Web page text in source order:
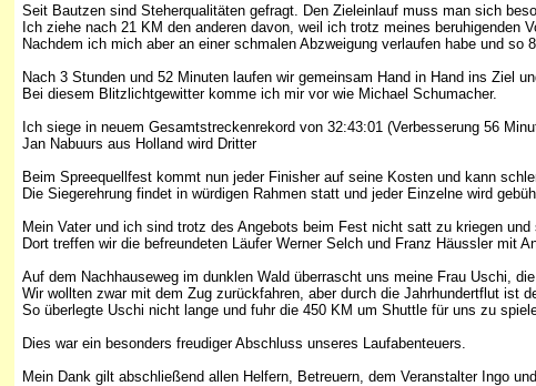
Seit Bautzen sind Steherqualitäten gefragt. Den Zieleinlauf muss man sich
Ich ziehe nach 21 KM den anderen davon, weil ich trotz meines beruhigenden
Nachdem ich mich aber an einer schmalen Abzweigung verlaufen habe und
Nach 3 Stunden und 52 Minuten laufen wir gemeinsam Hand in Hand ins Ziel
Bei diesem Blitzlichtgewitter komme ich mir vor wie Michael Schumacher.
Ich siege in neuem Gesamtstreckenrekord von 32:43:01 (Verbesserung 56
Jan Nabuurs aus Holland wird Dritter
Beim Spreequellfest kommt nun jeder Finisher auf seine Kosten und kann
Die Siegerehrung findet in würdigen Rahmen statt und jeder Einzelne wird
Mein Vater und ich sind trotz des Angebots beim Fest nicht satt zu kriegen
Dort treffen wir die befreundeten Läufer Werner Selch und Franz Häussler mit
Auf dem Nachhauseweg im dunklen Wald überrascht uns meine Frau Uschi,
Wir wollten zwar mit dem Zug zurückfahren, aber durch die Jahrhundertflut ist
So überlegte Uschi nicht lange und fuhr die 450 KM um Shuttle für uns zu
Dies war ein besonders freudiger Abschluss unseres Laufabenteuers.
Mein Dank gilt abschließend allen Helfern, Betreuern, dem Veranstalter Ingo